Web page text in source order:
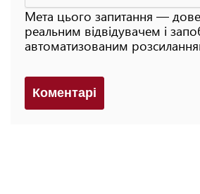
Мета цього запитання —
реальним відвідувачем і
автоматизованим
Коментарi